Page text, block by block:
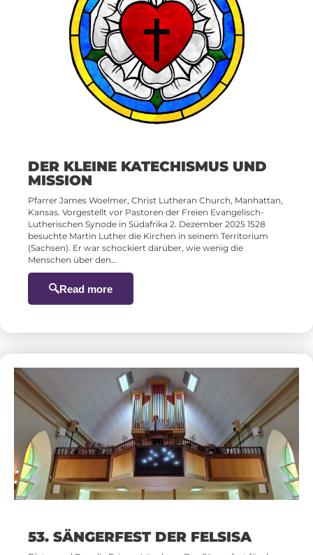
DER KLEINE KATECHISMUS UND
MISSION
Pfarrer James Woelmer, Christ Lutheran Church, Manhattan,
Kansas. Vorgestellt vor Pastoren der Freien Evangelisch-
Lutherischen Synode in Südafrika 2. Dezember 2025 1528
besuchte Martin Luther die Kirchen in seinem Territorium
(Sachsen). Er war schockiert darüber, wie wenig die
Menschen über den…
Read more
53. SÄNGERFEST DER FELSISA